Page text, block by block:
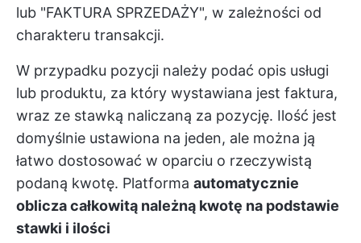
lub "FAKTURA SPRZEDAŻY", w zależności od
charakteru transakcji.
W przypadku pozycji należy podać opis usługi
lub produktu, za który wystawiana jest faktura,
wraz ze stawką naliczaną za pozycję. Ilość jest
domyślnie ustawiona na jeden, ale można ją
łatwo dostosować w oparciu o rzeczywistą
podaną kwotę. Platforma automatycznie
oblicza całkowitą należną kwotę na podstawie
stawki i ilości